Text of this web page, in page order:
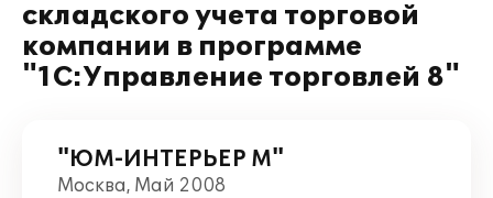
складского учета торговой
компании в программе
"1С:Управление торговлей 8"
"ЮМ-ИНТЕРЬЕР М"
Москва, Май 2008